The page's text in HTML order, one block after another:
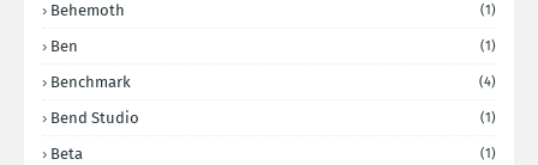
Behemoth (1)
Ben (1)
Benchmark (4)
Bend Studio (1)
Beta (1)